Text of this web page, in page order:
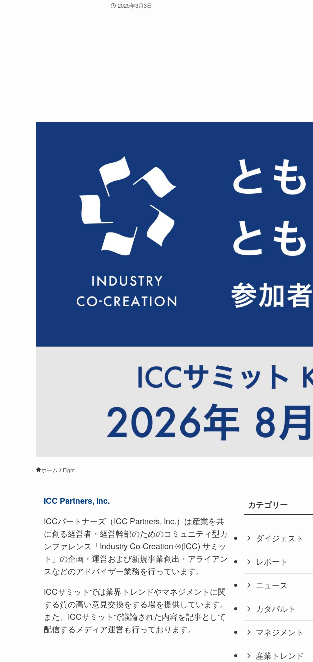
2025年3月3日
ホーム Eight
ICC Partners, Inc.
ICCパートナーズ（ICC Partners, Inc.）は産業を共
に創る経営者・経営幹部のためのコミュニティ型カ
ンファレンス「Industry Co-Creation ®(ICC) サミッ
ト」の企画・運営および新規事業創出・アライアン
スなどのアドバイザー業務を行っています。
ICCサミットでは業界トレンドやマネジメントに関
する質の高い意見交換をする場を提供しています。
また、ICCサミットで議論された内容を記事として
配信するメディア運営も行っております。
カテゴリー
ダイジェスト
レポート
ニュース
カタパルト
マネジメント
産業トレンド